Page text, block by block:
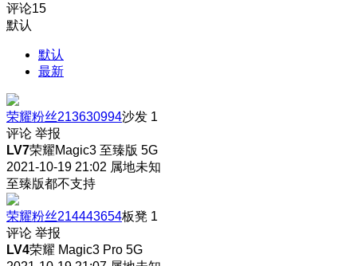
评论15
默认
默认
最新
荣耀粉丝213630994沙发 1
评论 举报
LV7荣耀Magic3 至臻版 5G
2021-10-19 21:02 属地未知
至臻版都不支持
荣耀粉丝214443654板凳 1
评论 举报
LV4荣耀 Magic3 Pro 5G